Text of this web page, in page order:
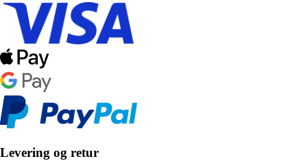
Levering og retur